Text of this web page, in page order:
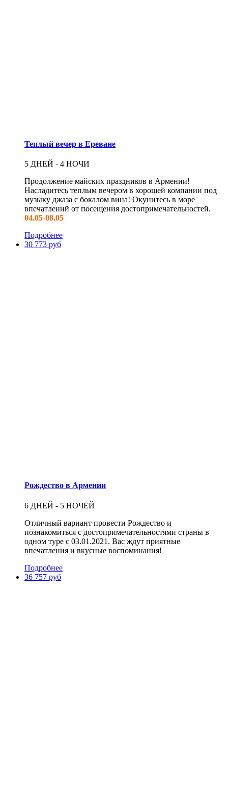
Теплый вечер в Ереване
5 ДНЕЙ - 4 НОЧИ
Продолжение майских праздников в Армении!
Насладитесь теплым вечером в хорошей компании под
музыку джаза с бокалом вина! Окунитесь в море
впечатлений от посещения достопримечательностей.
04.05-08.05
Подробнее
30 773 руб
Рождество в Армении
6 ДНЕЙ - 5 НОЧЕЙ
Отличный вариант провести Рождество и
познакомиться с достопримечательностями страны в
одном туре с 03.01.2021. Вас ждут приятные
впечатления и вкусные воспоминания!
Подробнее
36 757 руб